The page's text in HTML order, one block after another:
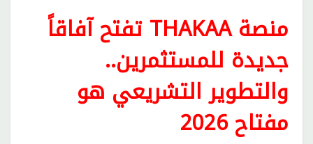
منصة THAKAA تفتح آفاقاً
جديدة للمستثمرين..
والتطوير التشريعي هو
مفتاح 2026